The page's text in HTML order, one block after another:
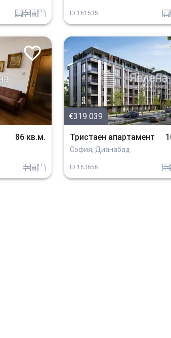
garajtuhla sanitarno_pomeshtenie spalnia ID 161535 garaj
86 кв.м.
tuhla sanitarno_pomeshtenie spalnia
€319 039
Тристаен апартамент
София, Дианабад
ID 163656 tuhla